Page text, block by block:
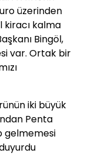
üzerinden
kiracı kalma
Bingöl,
var. Ortak bir
iki büyük
Penta
gelmemesi